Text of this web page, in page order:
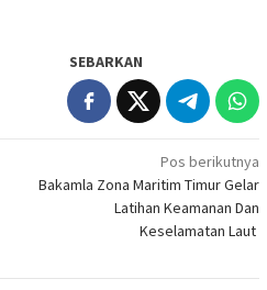
SEBARKAN
Pos berikutnya
Bakamla Zona Maritim Timur Gelar
Latihan Keamanan Dan
Keselamatan Laut